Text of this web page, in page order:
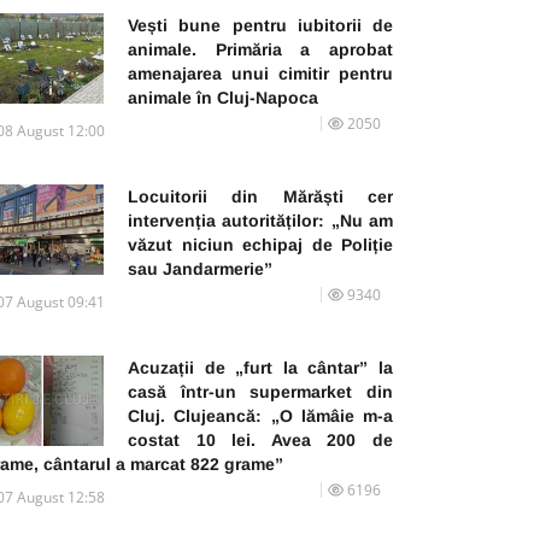
Vești bune pentru iubitorii de
animale. Primăria a aprobat
amenajarea unui cimitir pentru
animale în Cluj-Napoca
August 12:00 2050
Locuitorii din Mărăști cer
intervenția autorităților: „Nu am
văzut niciun echipaj de Poliție
sau Jandarmerie”
August 09:41 9340
Acuzații de „furt la cântar” la
casă într-un supermarket din
Cluj. Clujeancă: „O lămâie m-a
costat 10 lei. Avea 200 de
cântarul a marcat 822 grame”
August 12:58 6196